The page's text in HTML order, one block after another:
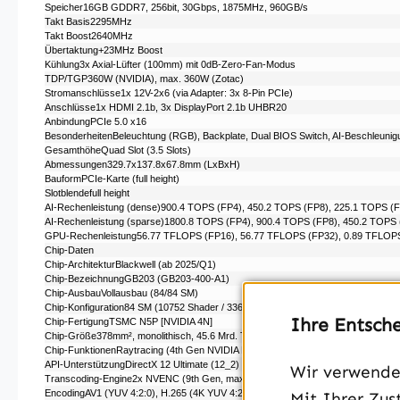
Speicher16GB GDDR7, 256bit, 30Gbps, 1875MHz, 960GB/​s
Takt Basis2295MHz
Takt Boost2640MHz
Übertaktung+23MHz Boost
Kühlung3x Axial-Lüfter (100mm) mit 0dB-Zero-Fan-Modus
TDP/TGP360W (NVIDIA), max. 360W (Zotac)
Stromanschlüsse1x 12V-2x6 (via Adapter: 3x 8-Pin PCIe)
Anschlüsse1x HDMI 2.1b, 3x DisplayPort 2.1b UHBR20
AnbindungPCIe 5.0 x16
BesonderheitenBeleuchtung (RGB), Backplate, Dual BIOS Switch, AI-
GesamthöheQuad Slot (3.5 Slots)
Abmessungen329.7x137.8x67.8mm (LxBxH)
BauformPCIe-Karte (full height)
Slotblendefull height
AI-Rechenleistung (dense)900.4 TOPS (FP4), 450.2 TOPS (FP8), 225.1 TOPS
AI-Rechenleistung (sparse)1800.8 TOPS (FP4), 900.4 TOPS (FP8), 450.2 TOPS
GPU-Rechenleistung56.77 TFLOPS (FP16), 56.77 TFLOPS (FP32), 0.89
Chip-Daten
Chip-ArchitekturBlackwell (ab 2025/​Q1)
Chip-BezeichnungGB203 (GB203-400-A1)
Chip-AusbauVollausbau (84/​84 SM)
Chip-Konfiguration84 SM (10752 Shader /​ 336 TMUs /​ 112 ROPs), 84 RT Cores,
Chip-FertigungTSMC N5P [NVIDIA 4N]
Chip-Größe378mm², monolithisch, 45.6 Mrd. Transistoren
Chip-FunktionenRaytracing (4th Gen NVIDIA RTX, 171 TFLOPS), NVIDIA Tensor
API-UnterstützungDirectX 12 Ultimate (12_2) /​ CUDA 12.8 /​ Vulkan 1.3 /​ OpenCL
Transcoding-Engine2x NVENC (9th Gen, max. Sessions: 8), 2x NVDEC (6th Gen)
EncodingAV1 (YUV 4:2:0), H.265 (4K YUV 4:2:0 /​ 4K YUV 4:2:2 /​ 4K YUV 4:4:4 /​
Ihre
Wir